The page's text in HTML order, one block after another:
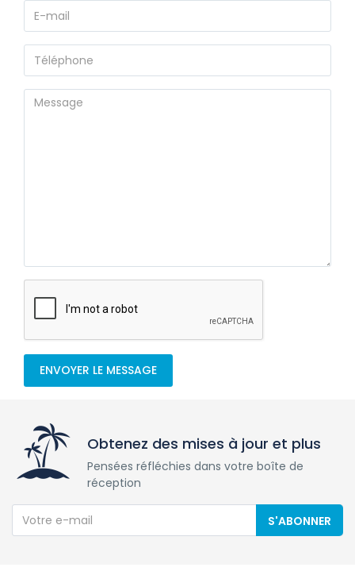
ENVOYER LE MESSAGE
Obtenez des mises à jour et plus
Pensées réfléchies dans votre boîte de
réception
S'ABONNER